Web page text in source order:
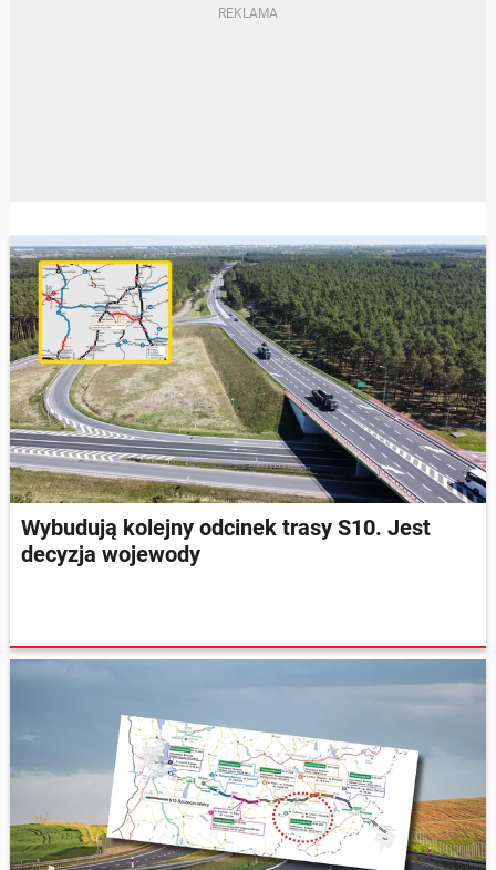
Wybudują kolejny odcinek trasy S10. Jest
decyzja wojewody